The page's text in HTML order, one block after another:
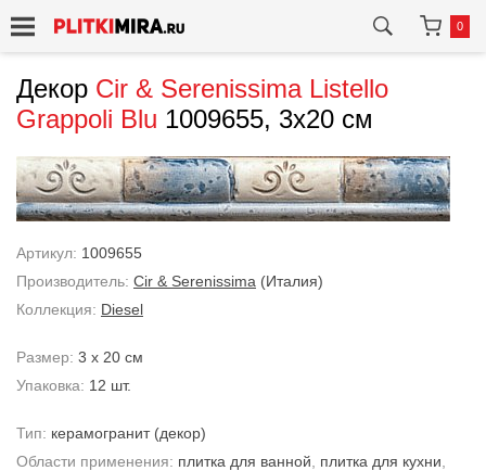
0
Декор Cir & Serenissima Listello
Grappoli Blu 1009655, 3x20 см
Артикул: 1009655
Производитель: Cir & Serenissima (Италия)
Коллекция: Diesel
Размер: 3 x 20 см
Упаковка: 12 шт.
Тип: керамогранит (декор)
Области применения: плитка для ванной плитка для кухни